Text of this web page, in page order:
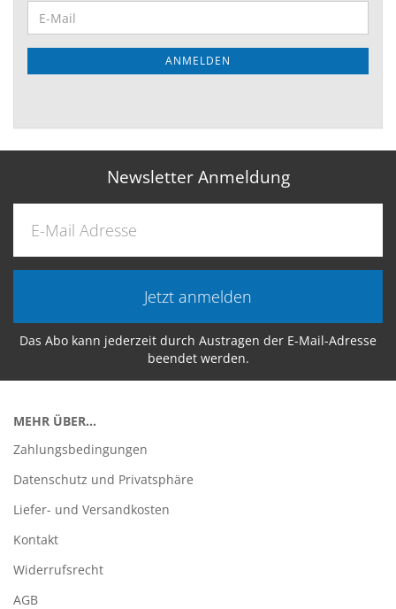
ANMELDEN
Newsletter Anmeldung
Jetzt anmelden
Das Abo kann jederzeit durch Austragen der E-Mail-Adresse
beendet werden.
MEHR ÜBER...
Zahlungsbedingungen
Datenschutz und Privatsphäre
Liefer- und Versandkosten
Kontakt
Widerrufsrecht
AGB